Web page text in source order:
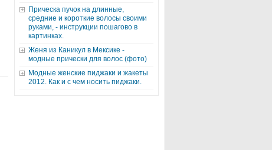
Прическа пучок на длинные,
средние и короткие волосы своими
руками, - инструкции пошагово в
картинках.
Женя из Каникул в Мексике -
модные прически для волос (фото)
Модные женские пиджаки и жакеты
2012. Как и с чем носить пиджаки.